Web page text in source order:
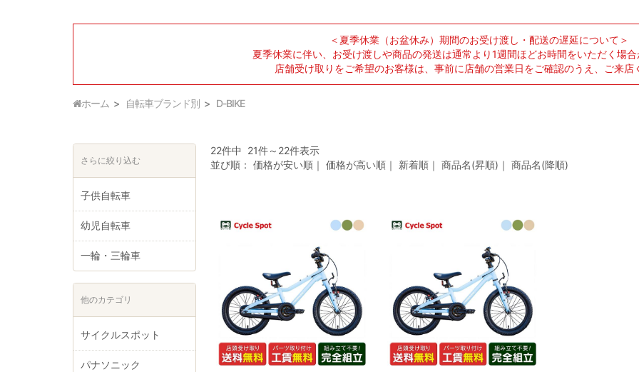
＜夏季休業（お盆休み）期間のお受け渡し・配送の遅延について＞
夏季休業に伴い、お受け渡しや商品の発送は通常より1週間ほどお時間をいただく場合
店舗受け取りをご希望のお客様は、事前に店舗の営業日をご確認のうえ、ご来店
ホーム 自転車ブランド別 D-BIKE
22件中 21件～22件表示
並び順：価格が安い順 ｜価格が高い順 ｜ 新着順 ｜商品名(昇順) ｜商品名(降順)
さらに絞り込む
子供自転車
幼児自転車
一輪・三輪車
他のカテゴリ
サイクルスポット
パナソニック